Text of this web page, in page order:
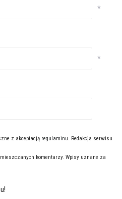
*
*
z akceptacją regulaminu. Redakcja serwisu
komentarzy. Wpisy uznane za